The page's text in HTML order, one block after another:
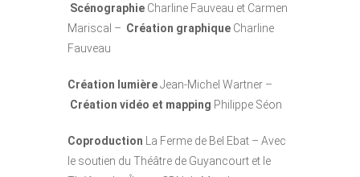
Scénographie Charline Fauveau et Carmen
Mariscal – Création graphique Charline
Fauveau
Création lumièreJean-Michel Wartner –
Création vidéo et mapping Philippe Séon
Coproduction La Ferme de Bel Ebat – Avec
le soutien du Théâtre de Guyancourt et le